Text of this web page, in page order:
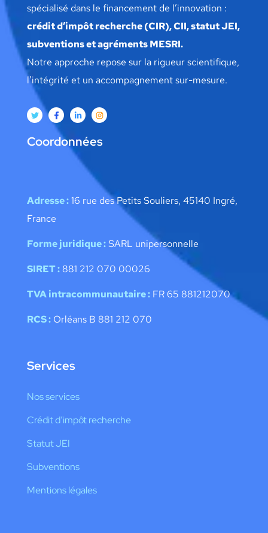
spécialisé dans le financement de l’innovation :
crédit d’impôt recherche (CIR), CII, statut JEI,
subventions et agréments MESRI.
Notre approche repose sur la rigueur scientifique,
l’intégrité et un accompagnement sur-mesure.
Coordonnées
Adresse :16 rue des Petits Souliers, 45140 Ingré,
France
Forme juridique :SARL unipersonnelle
SIRET : 881 212 070 00026
TVA intracommunautaire : FR 65 881212070
RCS : Orléans B 881 212 070
Services
Nos services
Crédit d’impôt recherche
Statut JEI
Subventions
Mentions légales